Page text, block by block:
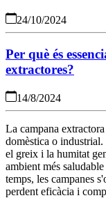
24/10/2024
Per què és
extractores?
14/8/2024
La campana
domèstica o
el greix i la humitat
ambient més
temps, les campanes
perdent eficàcia i